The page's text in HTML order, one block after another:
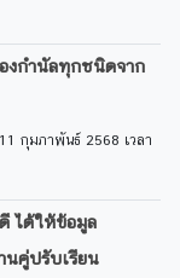
งกำนัลทุกชนิดจาก
กุมภาพันธ์ 2568 เวลา
ได้ให้ข้อมูล
นคู่ปรับเรียน